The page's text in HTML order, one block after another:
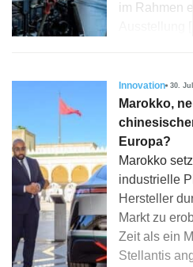
im Rahmen
Innovation 30.
Marokko,
Europa?
Marokko
industrielle
Hersteller
Markt zu
Zeit als ein
Stellantis